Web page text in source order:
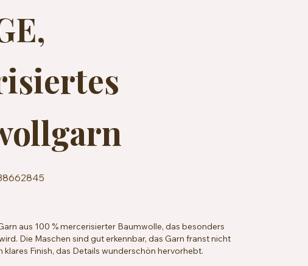
aus 100 % mercerisierter Baumwolle, das besonders
Die Maschen sind gut erkennbar, das Garn franst nicht
klares Finish, das Details wunderschön hervorhebt.